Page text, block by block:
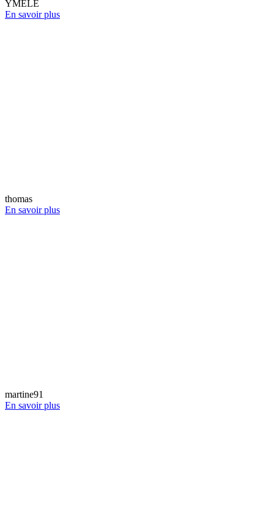
YMELE
En savoir plus
thomas
En savoir plus
martine91
En savoir plus